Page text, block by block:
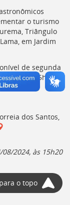
o turismo
Triângulo
em Jardim
de segunda
9h às 15h.
dos Santos,
08/2024, às 15h20
o topo